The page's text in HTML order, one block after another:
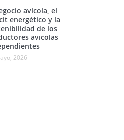
avícola, el
energético y la
de los
avícolas
2026